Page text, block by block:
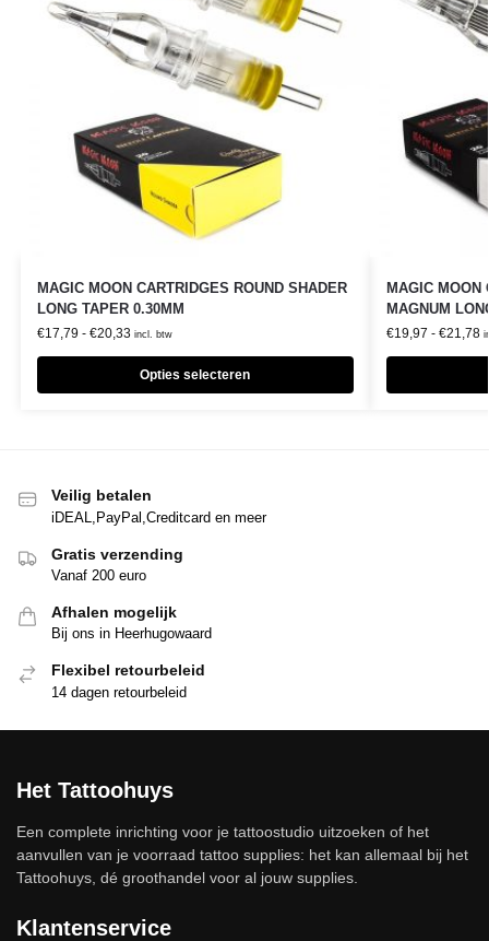
MAGIC MOON CARTRIDGES ROUND SHADER
LONG TAPER 0.30MM
€17,79 - €20,33 incl. btw
Opties selecteren
MAGIC MOON
MAGNUM
€19,97 - €21,78
Veilig betalen
iDEAL,PayPal,Creditcard en meer
Gratis verzending
Vanaf 200 euro
Afhalen mogelijk
Bij ons in Heerhugowaard
Flexibel retourbeleid
14 dagen retourbeleid
Het Tattoohuys
Een complete inrichting voor je tattoostudio uitzoeken of het
aanvullen van je voorraad tattoo supplies: het kan allemaal bij het
Tattoohuys, dé groothandel voor al jouw supplies.
Klantenservice